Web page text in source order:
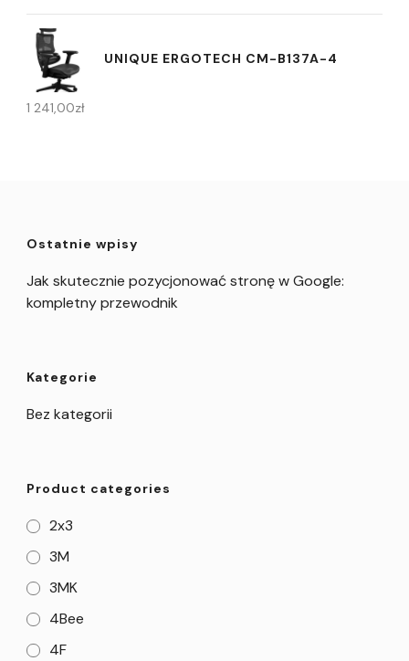
UNIQUE ERGOTECH CM-B137A-4
1 241,00zł
Ostatnie wpisy
Jak skutecznie pozycjonować stronę w Google:
kompletny przewodnik
Kategorie
Bez kategorii
Product categories
2x3
3M
3MK
4Bee
4F